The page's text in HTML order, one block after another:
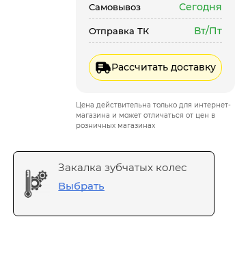
Самовывоз Сегодня
Отправка ТК Вт/Пт
Рассчитать доставку
Цена действительна только для интернет-
магазина и может отличаться от цен в
розничных магазинах
Закалка зубчатых колес
Выбрать